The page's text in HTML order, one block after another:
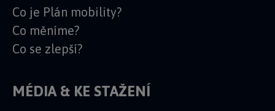
Co je Plán mobility?
Co měníme?
Co se zlepší?
MÉDIA & KE STAŽENÍ